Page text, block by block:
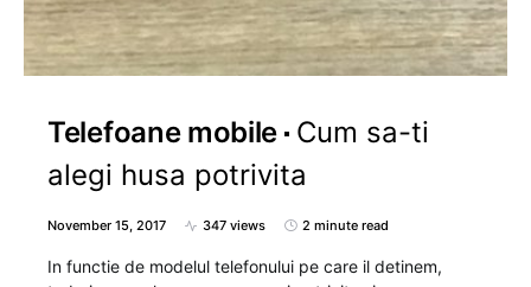
Telefoane mobile Cum sa-ti
alegi husa potrivita
November 15, 2017 347 views 2 minute read
In functie de modelul telefonului pe care il detinem,